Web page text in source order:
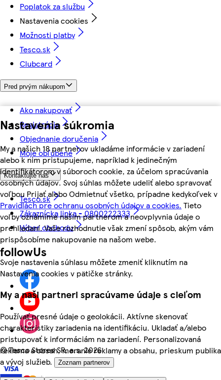
Nastavenia súkromia
My a našich 18 partnerov ukladáme informácie v zariadení
alebo k nim pristupujeme, napríklad k jedinečným
identifikátorom v súboroch cookie, za účelom spracúvania
osobných údajov. Svoj súhlas môžete udeliť alebo spravovať
voľbou Prijať alebo Odmietnuť všetko, prípadne kedykoľvek v
Pravidlách pre ochranu osobných údajov a cookies. Tieto
voľby oznámime našim partnerom a neovplyvnia údaje o
prehliadaní. Vaše rozhodnutie však zmení spôsob, akým vám
prispôsobíme nakupovanie na našom webe.
Svoje nastavenia súhlasu môžete zmeniť kliknutím na
Nastavenia cookies v pätičke stránky.
My a naši partneri spracúvame údaje s cieľom
Používať presné údaje o geolokácii. Aktívne skenovať
charakteristiky zariadenia na identifikáciu. Ukladať a/alebo
pristupovať k informáciám na zariadení. Personalizovaná
reklama a obsah, meranie reklamy a obsahu, prieskum publika
a vývoj služieb.
Zoznam partnerov
Poplatok za službu
Nastavenia cookies
Možnosti platby
Tesco.sk
Clubcard
Pred prvým nákupom
Ako nakupovať
Registrácia
Objednanie doručenia
Moje obľúbené
Kontaktujte nás
Tesco.sk
Zákaznícka linka - 0800222333
Výber obchodu
followUs
©Tesco Stores SR, a.s. 2026